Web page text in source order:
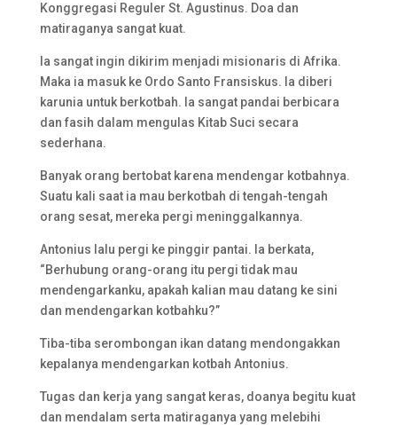
Konggregasi Reguler St. Agustinus. Doa dan
matiraganya sangat kuat.
Ia sangat ingin dikirim menjadi misionaris di Afrika.
Maka ia masuk ke Ordo Santo Fransiskus. Ia diberi
karunia untuk berkotbah. Ia sangat pandai berbicara
dan fasih dalam mengulas Kitab Suci secara
sederhana.
Banyak orang bertobat karena mendengar kotbahnya.
Suatu kali saat ia mau berkotbah di tengah-tengah
orang sesat, mereka pergi meninggalkannya.
Antonius lalu pergi ke pinggir pantai. Ia berkata,
“Berhubung orang-orang itu pergi tidak mau
mendengarkanku, apakah kalian mau datang ke sini
dan mendengarkan kotbahku?”
Tiba-tiba serombongan ikan datang mendongakkan
kepalanya mendengarkan kotbah Antonius.
Tugas dan kerja yang sangat keras, doanya begitu kuat
dan mendalam serta matiraganya yang melebihi